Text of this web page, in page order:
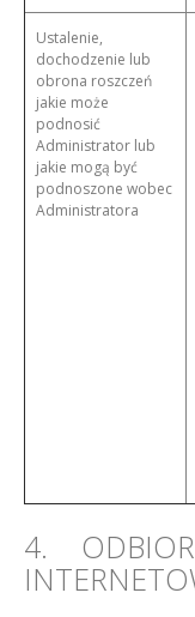
Ustalenie,
dochodzenie lub
obrona roszczeń
jakie może
podnosić
Administrator lub
jakie mogą być
podnoszone wobec
Administratora
4.